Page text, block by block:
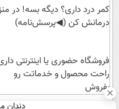
اقساطی😍
کمر درد داری؟ دیگه بسه! در
درمانش کن (◀پرسش‌نامه)
فروشگاه حضوری یا اینترنتی
راحت محصول و خدماتت رو
بفروش